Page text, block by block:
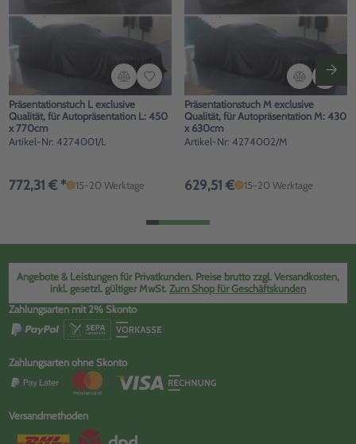
Präsentationstuch L exclusive
Qualität, für Autopräsentation L: 450
x 770cm
Artikel-Nr: 4274001/L
772,31 € * 15-20 Werktage
Präsentationstuch M exclusive
Qualität, für Autopräsentation M: 430
x 630cm
Artikel-Nr: 4274002/M
629,51 € 15-20 Werktage
Angebote & Leistungen für Privatkunden. Preise brutto zzgl. Versandkosten,
inkl. gesetzl. gültiger MwSt. Zum Shop für Geschäftskunden
Zahlungsarten mit 2% Skonto
Zahlungsarten ohne Skonto
Versandmethoden